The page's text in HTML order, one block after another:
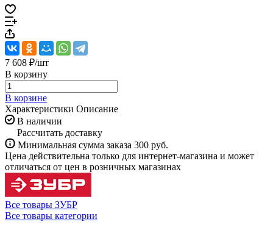
7 608 ₽/шт
В корзину
В корзине
Характеристики Описание
В наличии
Рассчитать доставку
Минимальная сумма заказа 300 руб.
Цена действительна только для интернет-магазина и может
отличаться от цен в розничных магазинах
Все товары ЗУБР
Все товары категории